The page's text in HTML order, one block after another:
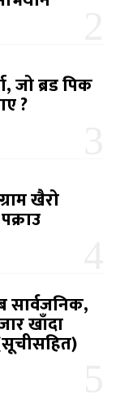
जो ब्रड पिक
?
खैरो
सार्वजनिक,
खाँदा